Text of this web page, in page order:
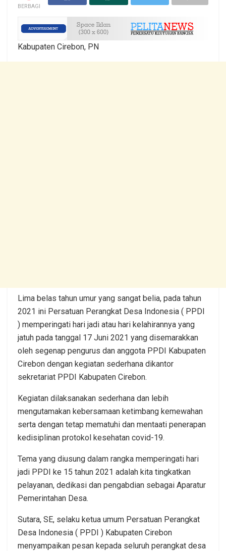
BERBAGI
Kabupaten Cirebon, PN
Lima belas tahun umur yang sangat belia, pada tahun
2021 ini Persatuan Perangkat Desa Indonesia ( PPDI
) memperingati hari jadi atau hari kelahirannya yang
jatuh pada tanggal 17 Juni 2021 yang disemarakkan
oleh segenap pengurus dan anggota PPDI Kabupaten
Cirebon dengan kegiatan sederhana dikantor
sekretariat PPDI Kabupaten Cirebon.
Kegiatan dilaksanakan sederhana dan lebih
mengutamakan kebersamaan ketimbang kemewahan
serta dengan tetap mematuhi dan mentaati penerapan
kedisiplinan protokol kesehatan covid-19.
Tema yang diusung dalam rangka memperingati hari
jadi PPDI ke 15 tahun 2021 adalah kita tingkatkan
pelayanan, dedikasi dan pengabdian sebagai Aparatur
Pemerintahan Desa.
Sutara, SE, selaku ketua umum Persatuan Perangkat
Desa Indonesia ( PPDI ) Kabupaten Cirebon
menyampaikan pesan kepada seluruh perangkat desa